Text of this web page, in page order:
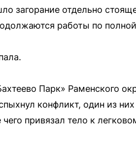
отдельно
работы по
Парк» Раменского
конфликт, один из
привязал тело к